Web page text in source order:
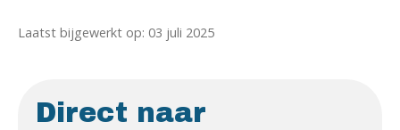
Laatst bijgewerkt op: 03 juli 2025
Direct naar